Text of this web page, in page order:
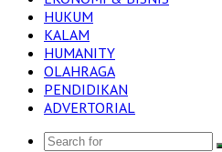
HUKUM
KALAM
HUMANITY
OLAHRAGA
PENDIDIKAN
ADVERTORIAL